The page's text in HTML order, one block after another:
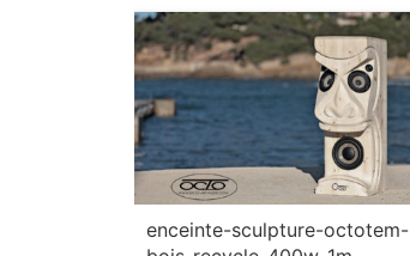
enceinte-sculpture-octotem-